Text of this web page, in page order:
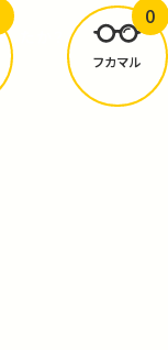
たか？
フカマル
0